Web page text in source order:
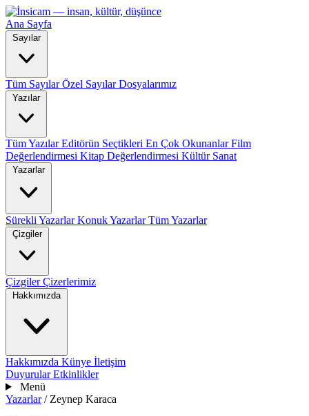
Ana Sayfa
Sayılar
Tüm SayılarÖzel SayılarDosyalarımız
Yazılar
Tüm YazılarEditörün Seçtikleri En Çok OkunanlarFilm
Değerlendirmesi Kitap Değerlendirmesi Kültür Sanat
Yazarlar
Sürekli YazarlarKonuk YazarlarTüm Yazarlar
Çizgiler
ÇizgilerÇizerlerimiz
Hakkımızda
Hakkımızda Künye İletişim
DuyurularEtkinlikler
Menü
Yazarlar / Zeynep Karaca